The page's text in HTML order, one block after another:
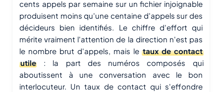
cents appels par semaine sur un fichier injoignable
produisent moins qu'une centaine d'appels sur des
décideurs bien identifiés. Le chiffre d'effort qui
mérite vraiment l'attention de la direction n'est pas
le nombre brut d'appels, mais letaux de contact
utile : la part des numéros composés qui
aboutissent à une conversation avec le bon
interlocuteur. Un taux de contact qui s'effondre